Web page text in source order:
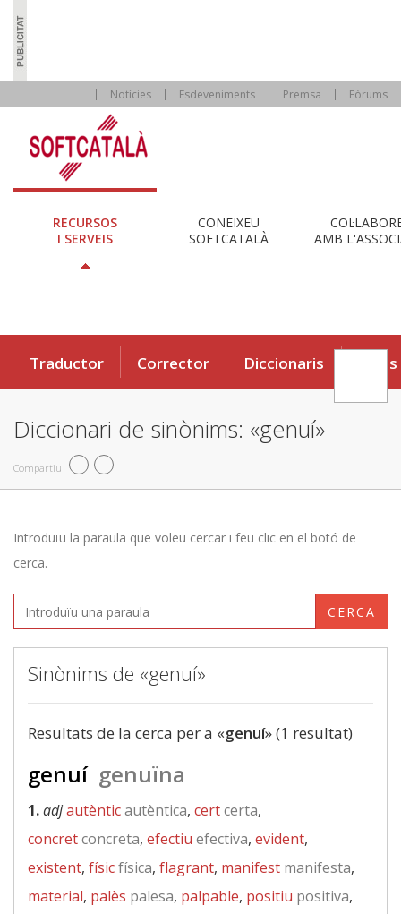
Notícies Esdeveniments Premsa Fòrums
RECURSOS
I SERVEIS
CONEIXEU
SOFTCATALÀ
AMB
Traductor Corrector Diccionaris Eines
Diccionari de sinònims: «genuí»
Compartiu
Introduïu la paraula que voleu cercar i feu clic en el botó de
cerca.
CERCA
Sinònims de «genuí»
Resultats de la cerca per a «genuí» (1 resultat)
genuí genuïna
1.adjautènticautèntica, certcerta,
concretconcreta, efectiu efectiva, evident,
existent, físicfísica, flagrant, manifest manifesta,
material, palès palesa, palpable, positiu positiva,